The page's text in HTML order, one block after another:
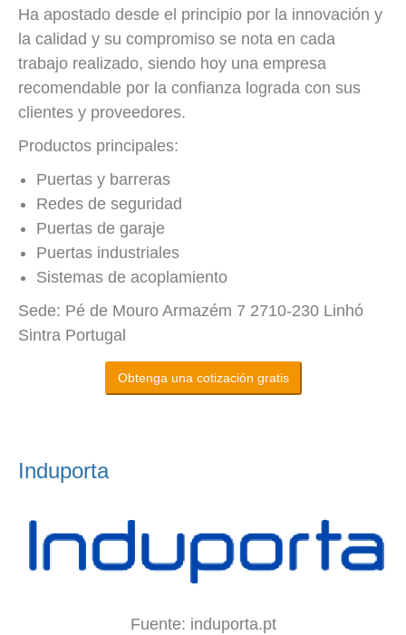
Ha apostado desde el principio por la innovación y
la calidad y su compromiso se nota en cada
trabajo realizado, siendo hoy una empresa
recomendable por la confianza lograda con sus
clientes y proveedores.
Productos principales:
Puertas y barreras
Redes de seguridad
Puertas de garaje
Puertas industriales
Sistemas de acoplamiento
Sede: Pé de Mouro Armazém 7 2710-230 Linhó
Sintra Portugal
Obtenga una cotización gratis
Induporta
Fuente: induporta.pt